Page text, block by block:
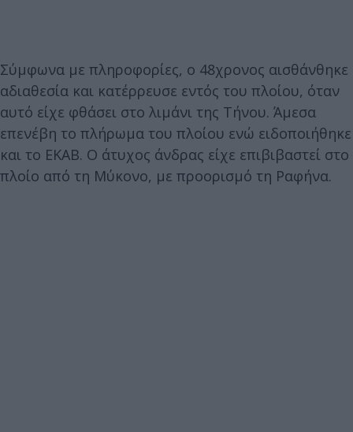
Σύμφωνα με πληροφορίες, ο 48χρονος αισθάνθηκε
αδιαθεσία και κατέρρευσε εντός του πλοίου, όταν
αυτό είχε φθάσει στο λιμάνι της Τήνου. Άμεσα
επενέβη το πλήρωμα του πλοίου ενώ ειδοποιήθηκε
και το ΕΚΑΒ. Ο άτυχος άνδρας είχε επιβιβαστεί στο
πλοίο από τη Μύκονο, με προορισμό τη Ραφήνα.